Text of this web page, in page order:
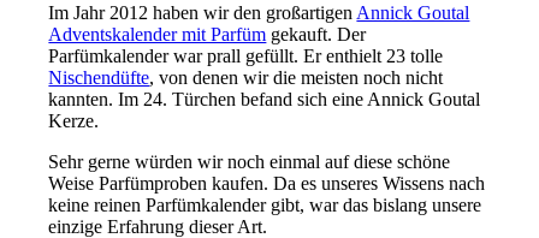
Im Jahr 2012 haben wir den großartigen Annick Goutal
Adventskalender mit Parfüm gekauft. Der
Parfümkalender war prall gefüllt. Er enthielt 23 tolle
Nischendüfte, von denen wir die meisten noch nicht
kannten. Im 24. Türchen befand sich eine Annick Goutal
Kerze.
Sehr gerne würden wir noch einmal auf diese schöne
Weise Parfümproben kaufen. Da es unseres Wissens nach
keine reinen Parfümkalender gibt, war das bislang unsere
einzige Erfahrung dieser Art.